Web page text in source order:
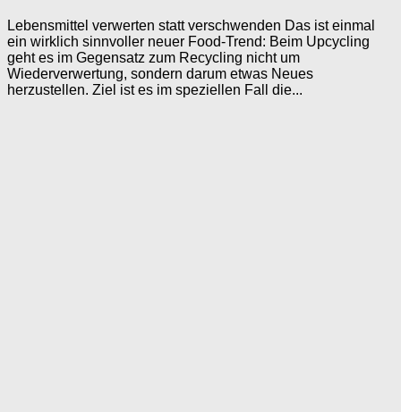
Lebensmittel verwerten statt verschwenden Das ist einmal
ein wirklich sinnvoller neuer Food-Trend: Beim Upcycling
geht es im Gegensatz zum Recycling nicht um
Wiederverwertung, sondern darum etwas Neues
herzustellen. Ziel ist es im speziellen Fall die...